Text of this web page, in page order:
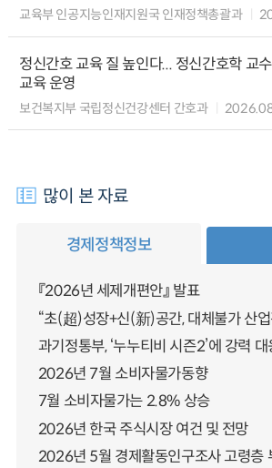
교육부 인공지능인재지원국 인재정책총괄과
정신간호 교육 질 높인다... 정신간호학 교
교육 운영
보건복지부 국립정신건강센터 간호과
많이 본 자료
경제정책정보
『2026년 세제개편안』 발표
“초(超)성장+신(新)공간, 대체불가 산업
과기정통부, ‘누누티비 시즌2’에 강력
2026년 7월 소비자물가동향
7월 소비자물가는 2.8% 상승
2026년 한국 주식시장 여건 및 전망
2026년 5월 경제활동인구조사 고령층